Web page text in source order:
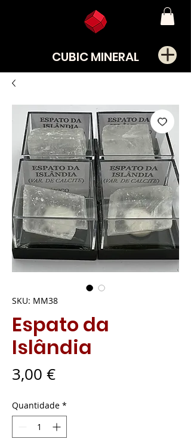
CUBIC MINERAL
SKU: MM38
Espato da
Islândia
3,00 €Preço
Quantidade *